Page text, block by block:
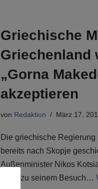
Griechische
Griechenland
„Gorna
akzeptieren
von Redaktion März 17,
Die griechische Regierung
bereits nach Skopje
Außenminister Nikos
2018 zu seinem Besuch…